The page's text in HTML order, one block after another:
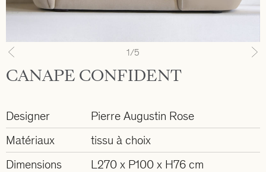
Previous 1/5
CANAPE CONFIDENT
Designer
Pierre Augustin Rose
Matériaux
tissu à choix
Dimensions
L270 x P100 x H76 cm